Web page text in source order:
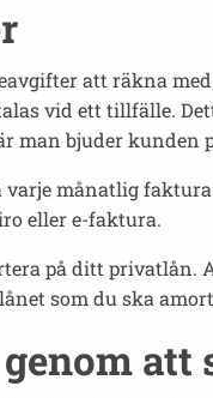
att räkna
vid ett tillfälle.
man bjuder kunden
varje månatlig
eller e-faktura.
på ditt
som du ska